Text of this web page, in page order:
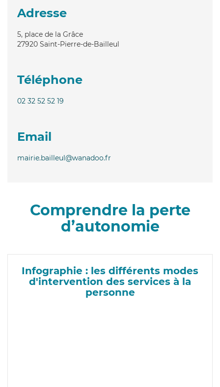
Adresse
5, place de la Grâce
27920 Saint-Pierre-de-Bailleul
Téléphone
02 32 52 52 19
Email
mairie.bailleul@wanadoo.fr
Comprendre la perte
d’autonomie
Infographie : les différents modes
d'intervention des services à la
personne